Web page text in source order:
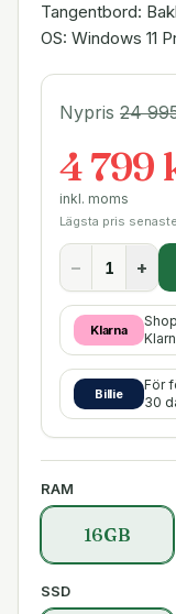
Tangentbord:
OS: Windows 11
Nypris 24
4 799
inkl. moms
Lägsta pris
− +
Klarna
Billie
För
30
RAM
16GB
SSD